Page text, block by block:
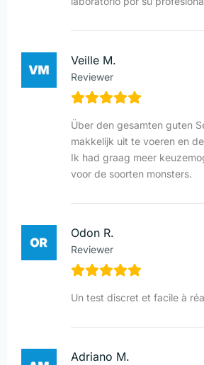
Veille M.
Reviewer
Über den gesamten guten
makkelijk uit te voeren en
Ik had graag meer
voor de soorten monsters.
Odon R.
Reviewer
Un test discret et facile à
Adriano M.